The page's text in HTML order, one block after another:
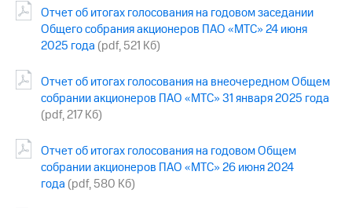
релизы
МТС
о технологиях
Достижения
Интервью
Финансовая
отчетность
Контакты
Отчет об итогах голосования на годовом заседании
Общего собрания акционеров ПАО «МТС» 24 июня
2025 года (pdf, 521 Кб)
Отчет об итогах голосования на внеочередном Общем
собрании акционеров ПАО «МТС» 31 января 2025 года
(pdf, 217 Кб)
Отчет об итогах голосования на годовом Общем
собрании акционеров ПАО «МТС» 26 июня 2024
года (pdf, 580 Кб)